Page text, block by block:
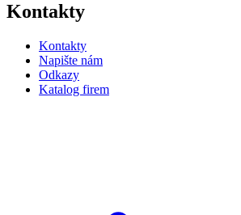
Kontakty
Kontakty
Napište nám
Odkazy
Katalog firem